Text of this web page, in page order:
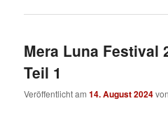
Mera Luna Festival
Teil 1
Veröffentlicht am14. August 2024